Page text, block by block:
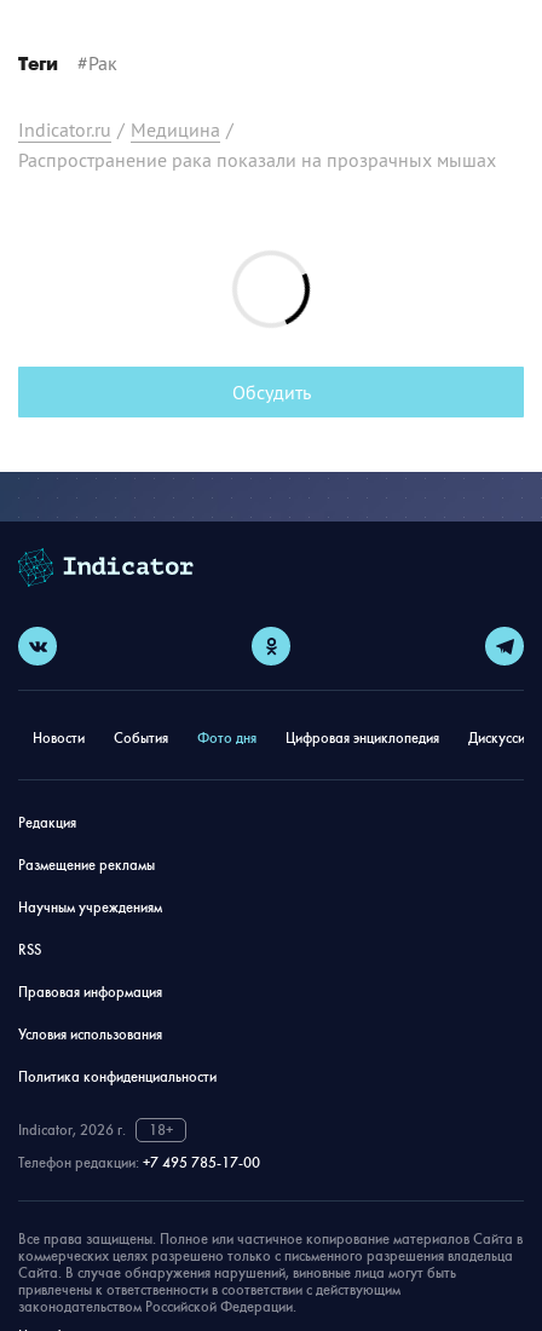
Теги #Рак
Indicator.ru / Медицина /
Распространение рака показали на прозрачных мышах
Обсудить
Новости События Фото дня Цифровая энциклопедия
Редакция
Размещение рекламы
Научным учреждениям
RSS
Правовая информация
Условия использования
Политика конфиденциальности
Indicator, 2026 г.
18+
Телефон редакции: +7 495 785-17-00
Все права защищены. Полное или частичное копирование материалов Сайта в
коммерческих целях разрешено только с письменного разрешения владельца
Сайта. В случае обнаружения нарушений, виновные лица могут быть
привлечены к ответственности в соответствии с действующим
законодательством Российской Федерации.